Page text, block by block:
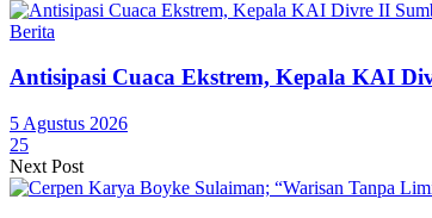
Berita
Antisipasi Cuaca Ekstrem, Kepala KAI
5 Agustus 2026
25
Next Post